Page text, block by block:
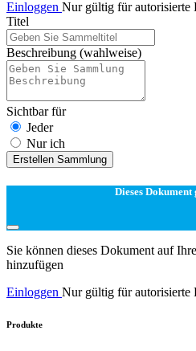
Einloggen Nur gültig für autorisierte
Titel
Beschreibung (wahlweise)
Sichtbar für
Jeder
Nur ich
Erstellen Sammlung
Dieses Dokument
Sie können dieses Dokument auf
hinzufügen
Einloggen Nur gültig für autorisierte
Produkte